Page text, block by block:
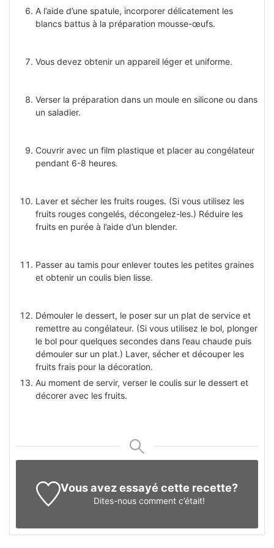
A l’aide d’une spatule, incorporer délicatement les
blancs battus à la préparation mousse-œufs.
Vous devez obtenir un appareil léger et uniforme.
Verser la préparation dans un moule en silicone ou dans
un saladier.
Couvrir avec un film plastique et placer au congélateur
pendant 6-8 heures.
Laver et sécher les fruits rouges. (Si vous utilisez les
fruits rouges congelés, décongelez-les.) Réduire les
fruits en purée à l’aide d’un blender.
Passer au tamis pour enlever toutes les petites graines
et obtenir un coulis bien lisse.
Démouler le dessert, le poser sur un plat de service et
remettre au congélateur. (Si vous utilisez le bol, plonger
le bol pour quelques secondes dans l’eau chaude puis
démouler sur un plat.) Laver, sécher et découper les
fruits frais pour la décoration.
Au moment de servir, verser le coulis sur le dessert et
décorer avec les fruits.
Vous avez essayé cette recette?
Dites-nous comment c’était!